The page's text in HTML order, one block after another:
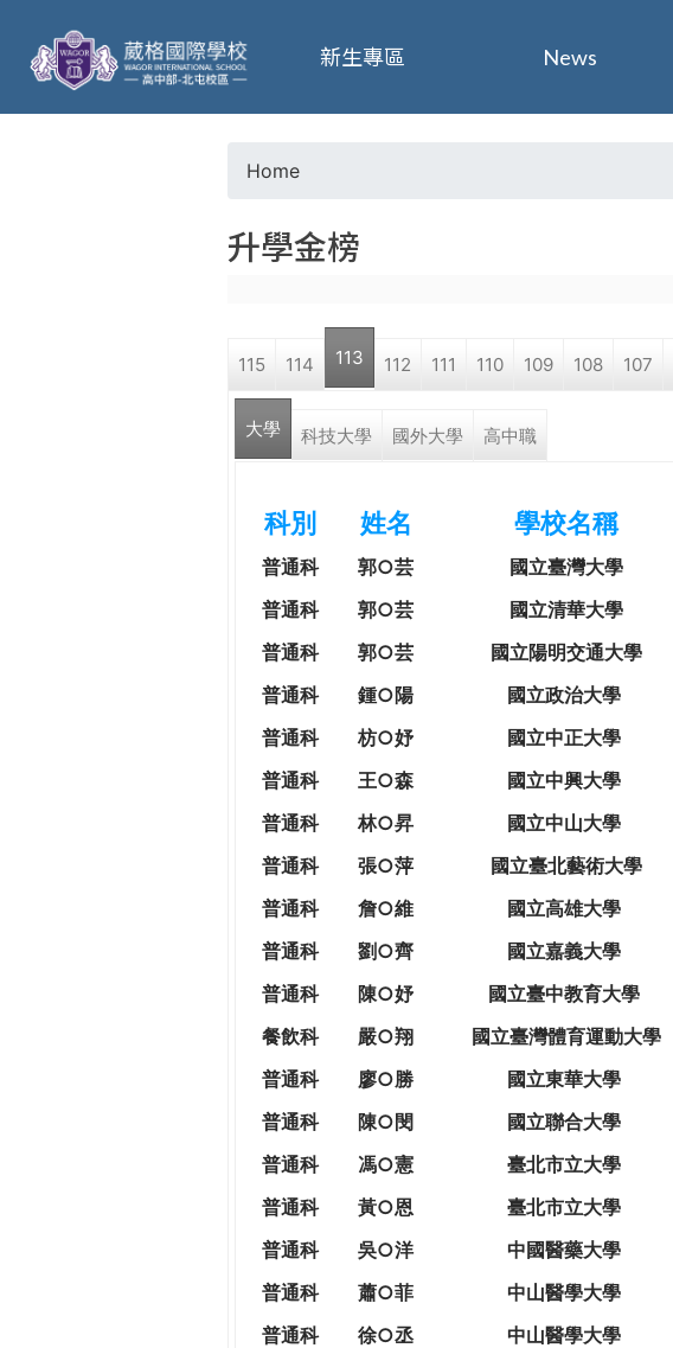
葳
格
o
a
r
Home
升學金榜
115 114 113 112 111 110 109 108 107
大學 科技大學 國外大學 高中職
科別 姓名 學校名稱
普通科 郭○芸 國立臺灣大學
普通科
郭○芸 國立清華大學
普通科
郭○芸 國立陽明交通大學
普通科
鍾○陽 國立政治大學
普通科
枋○妤 國立中正大學
普通科
王○森 國立中興大學
普通科
林○昇 國立中山大學
普通科
張○萍 國立臺北藝術大學
普通科
詹○維 國立高雄大學
普通科
劉○齊 國立嘉義大學
普通科
陳○妤 國立臺中教育大學
餐飲科
嚴○翔 國立臺灣體育運動大學
普通科
廖○勝 國立東華大學
普通科
陳○閔 國立聯合大學
普通科
馮○憲 臺北市立大學
普通科
黃○恩 臺北市立大學
普通科 吳○洋 中國醫藥大學
普通科
蕭○菲 中山醫學大學
普通科
徐○丞 中山醫學大學
新生專區 News